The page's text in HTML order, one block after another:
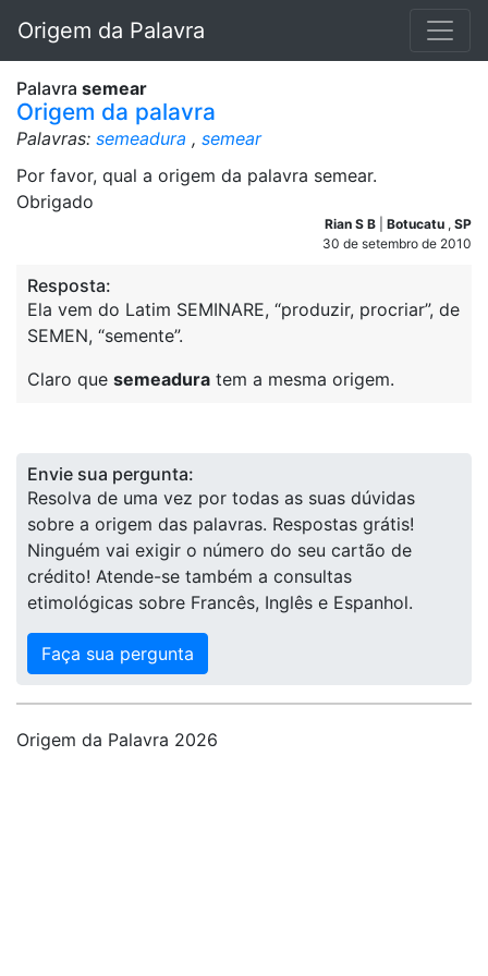
Origem da Palavra
Palavra semear
Origem da palavra
Palavras: semeadura , semear
Por favor, qual a origem da palavra semear.
Obrigado
Rian S B Botucatu , SP
30 de setembro de 2010
Resposta:
Ela vem do Latim SEMINARE, “produzir, procriar”, de
SEMEN, “semente”.
Claro que semeadura tem a mesma origem.
Envie sua pergunta:
Resolva de uma vez por todas as suas dúvidas
sobre a origem das palavras. Respostas grátis!
Ninguém vai exigir o número do seu cartão de
crédito! Atende-se também a consultas
etimológicas sobre Francês, Inglês e Espanhol.
Faça sua pergunta
Origem da Palavra 2026